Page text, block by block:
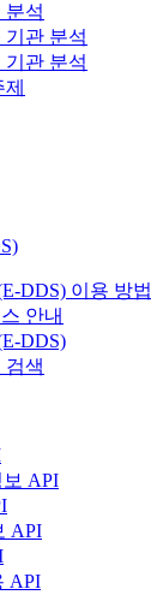
분석
기관 분석
기관 분석
DDS) 이용 방법
안내
DDS)
검색
API
API
API